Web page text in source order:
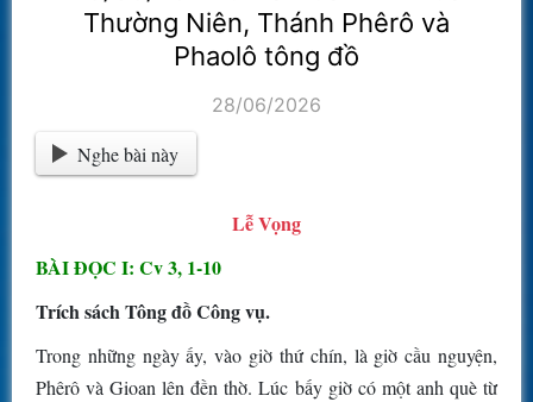
Thường Niên, Thánh Phêrô và
Phaolô tông đồ
28/06/2026
Nghe bài này
Lễ Vọng
BÀI ĐỌC I: Cv 3, 1-10
Trích sách Tông đồ Công vụ.
Trong những ngày ấy, vào giờ thứ chín, là giờ cầu nguyện,
Phêrô và Gioan lên đền thờ. Lúc bấy giờ có một anh què từ